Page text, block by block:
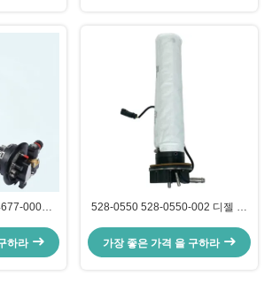
000
벨 센서
하라
528-0550 528-0550-002 디젤 배
DEF 품질 센서
가장 좋은 가격 을 구하라